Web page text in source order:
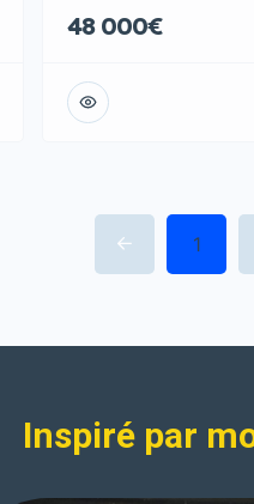
48 000€
1
Inspiré par